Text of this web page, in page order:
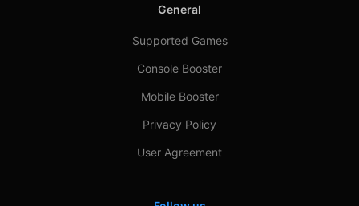
General
Supported Games
Console Booster
Mobile Booster
Privacy Policy
User Agreement